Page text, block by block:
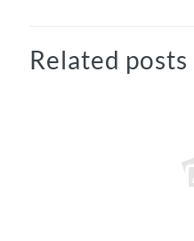
Related posts